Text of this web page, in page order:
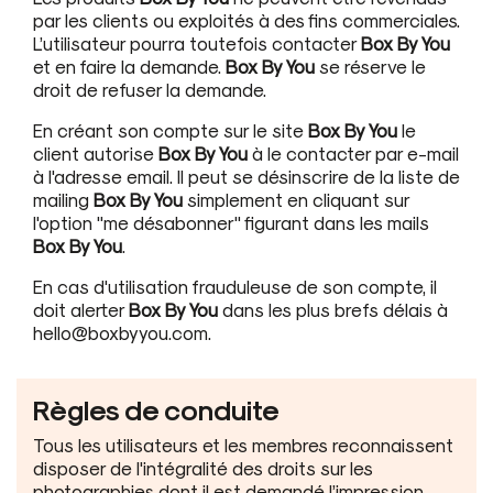
par les clients ou exploités à des fins commerciales.
L’utilisateur pourra toutefois contacterBox By You
et en faire la demande. Box By You se réserve le
droit de refuser la demande.
En créant son compte sur le site Box By You le
client autorise Box By You à le contacter par e-mail
à l'adresse email. Il peut se désinscrire de la liste de
mailing Box By You simplement en cliquant sur
l'option "me désabonner" figurant dans les mails
Box By You
En cas d'utilisation frauduleuse de son compte, il
doit alerterBox By You dans les plus brefs délais à
hello@boxbyyou.com.
Règles de conduite
Tous les utilisateurs et les membres reconnaissent
disposer de l'intégralité des droits sur les